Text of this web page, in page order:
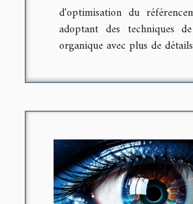
d'optimisation du
adoptant des techniques
organique avec plus de